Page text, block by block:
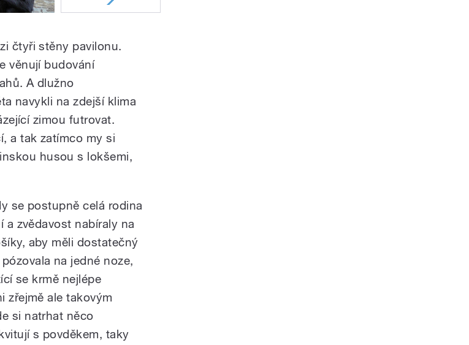
čtyři stěny pavilonu.
věnují budování
A dlužno
navykli na zdejší klima
zimou futrovat.
a tak zatímco my si
husou s lokšemi,
se postupně celá rodina
a zvědavost nabíraly na
aby měli dostatečný
na jedné noze,
se krmě nejlépe
zřejmě ale takovým
si natrhat něco
s povděkem, taky